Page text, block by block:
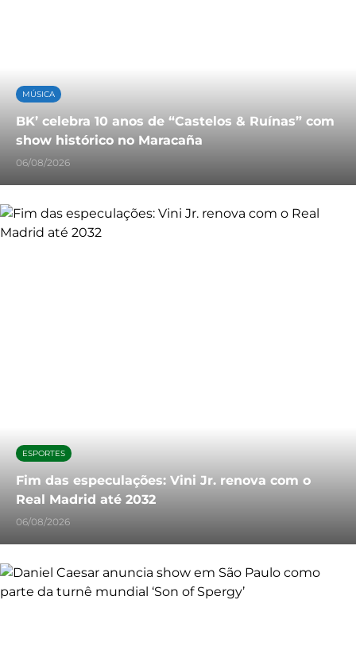
MÚSICA
BK’ celebra 10 anos de “Castelos & Ruínas” com
show histórico no Maracaña
06/08/2026
ESPORTES
Fim das especulações: Vini Jr. renova com o
Real Madrid até 2032
06/08/2026